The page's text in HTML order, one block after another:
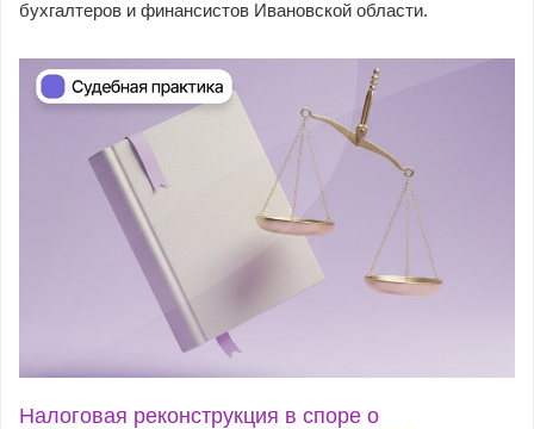
бухгалтеров и финансистов Ивановской области.
Налоговая реконструкция в споре о